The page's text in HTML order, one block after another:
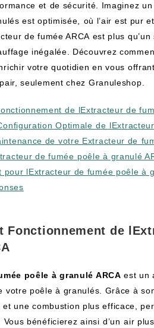
et ⁣de sécurité. Imaginez
​est optimisée,⁣ où​ l’air est pur
de fumée ARCA ⁢est plus
‌inégalée. Découvrez
votre ‍quotidien en vous
seulement chez Granuleshop.
de ⁣lExtracteur de
Optimale⁢ de⁤
de votre Extracteur‌ de
de fumée⁢ poêle‍ à ‌granulé
pour​ lExtracteur de fumée‍ poêle à
‍Fonctionnement de
poêle à granulé ARCA est un
votre poêle à granulés. Grâce à
⁣et une combustion plus efficace,
bénéficierez ainsi⁤ d’un⁢ air